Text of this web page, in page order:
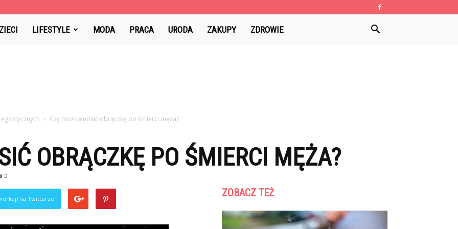
LIFESTYLE MODA PRACA URODA ZAKUPY ZDROWIE
Czy można nosić obrączkę po śmierci męża?
OBRĄCZKĘ PO ŚMIERCI MĘŻA?
0
na Twitterze ZOBACZ TEŻ